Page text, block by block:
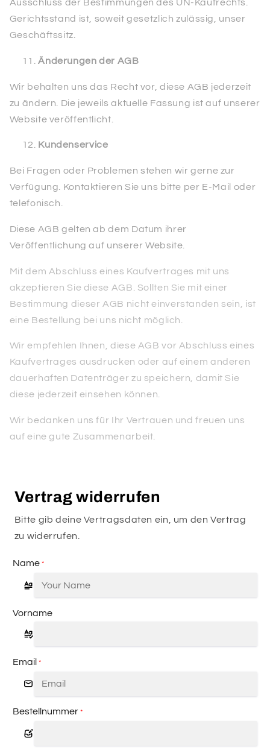
Ausschluss der Bestimmungen des UN-Kaufrechts.
Gerichtsstand ist, soweit gesetzlich zulässig, unser
Geschäftssitz.
Änderungen der AGB
Wir behalten uns das Recht vor, diese AGB jederzeit
zu ändern. Die jeweils aktuelle Fassung ist auf unserer
Website veröffentlicht.
Kundenservice
Bei Fragen oder Problemen stehen wir gerne zur
Verfügung. Kontaktieren Sie uns bitte per E-Mail oder
telefonisch.
Diese AGB gelten ab dem Datum ihrer
Veröffentlichung auf unserer Website.
Mit dem Abschluss eines Kaufvertrages mit uns
akzeptieren Sie diese AGB. Sollten Sie mit einer
Bestimmung dieser AGB nicht einverstanden sein, ist
eine Bestellung bei uns nicht möglich.
Wir empfehlen Ihnen, diese AGB vor Abschluss eines
Kaufvertrages ausdrucken oder auf einem anderen
dauerhaften Datenträger zu speichern, damit Sie
diese jederzeit einsehen können.
Wir bedanken uns für Ihr Vertrauen und freuen uns
auf eine gute Zusammenarbeit.
Vertrag widerrufen
Bitte gib deine Vertragsdaten ein, um den Vertrag
zu widerrufen.
Name *
Vorname
Email *
Bestellnummer *